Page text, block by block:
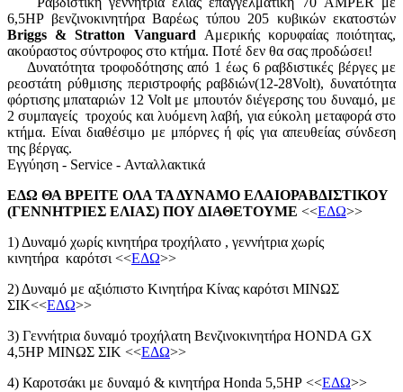
6,5HP βενζινοκινητήρα Βαρέως τύπου 205 κυβικών εκατοστών
Briggs & Stratton Vanguard Αμερικής κορυφαίας ποιότητας,
ακούραστος σύντροφος στο κτήμα. Ποτέ δεν θα σας προδώσει!
Δυνατότητα τροφοδότησης από 1 έως 6 ραβδιστικές βέργες με
ρεοστάτη ρύθμισης περιστροφής ραβδιών(12-28Volt), δυνατότητα
φόρτισης μπαταριών 12 Volt με μπουτόν διέγερσης του δυναμό, με
2 συμπαγείς τροχούς και λυόμενη λαβή, για εύκολη μεταφορά στο
κτήμα. Είναι διαθέσιμο με μπόρνες ή φίς για απευθείας σύνδεση
της βέργας.
Εγγύηση - Service - Ανταλλακτικά
ΕΔΩ ΘΑ ΒΡΕΙΤΕ ΟΛΑ ΤΑ ΔΥΝΑΜΟ ΕΛΑΙΟΡΑΒΔΙΣΤΙΚΟΥ
(ΓΕΝΝΗΤΡΙΕΣ ΕΛΙΑΣ) ΠΟΥ ΔΙΑΘΕΤΟΥΜΕ <<ΕΔΩ>>
1) Δυναμό χωρίς κινητήρα τροχήλατο , γεννήτρια χωρίς
κινητήρα καρότσι <<ΕΔΩ>>
2) Δυναμό με αξιόπιστο Κινητήρα Κίνας καρότσι ΜΙΝΩΣ
ΣΙΚ<<ΕΔΩ>>
3) Γεννήτρια δυναμό τροχήλατη Βενζινοκινητήρα HONDA GX
4,5HP ΜΙΝΩΣ ΣΙΚ <<ΕΔΩ>>
4) Καροτσάκι με δυναμό & κινητήρα Honda 5,5HP <<ΕΔΩ>>